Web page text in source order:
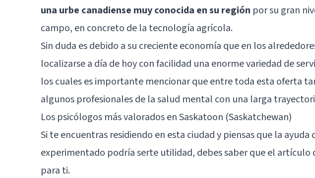
una urbe canadiense muy conocida en su región por su gran
campo, en concreto de la tecnología agrícola.
Sin duda es debido a su creciente economía que en los
localizarse a día de hoy con facilidad una enorme variedad de
los cuales es importante mencionar que entre toda esta oferta
algunos profesionales de la salud mental con una larga
Los psicólogos más valorados en Saskatoon (Saskatchewan)
Si te encuentras residiendo en esta ciudad y piensas que la ayuda
experimentado podría serte utilidad, debes saber que el artículo
para ti.